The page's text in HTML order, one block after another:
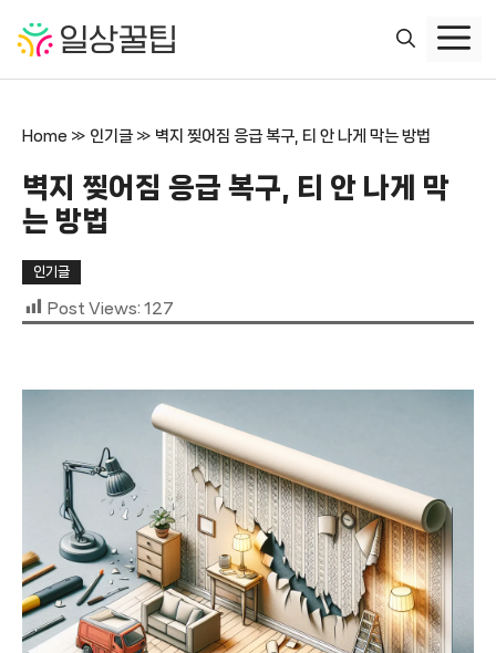
Home » 인기글 » 벽지 찢어짐 응급 복구, 티 안 나게 막는 방법
벽지 찢어짐 응급 복구, 티 안 나게 막
는 방법
인기글
Post Views: 127